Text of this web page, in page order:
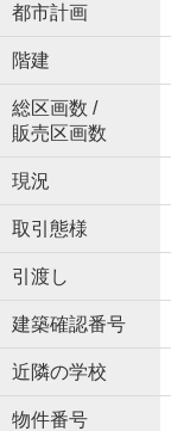
都市計画
階建
総区画数 /
販売区画数
現況
取引態様
引渡し
建築確認番号
近隣の学校
物件番号